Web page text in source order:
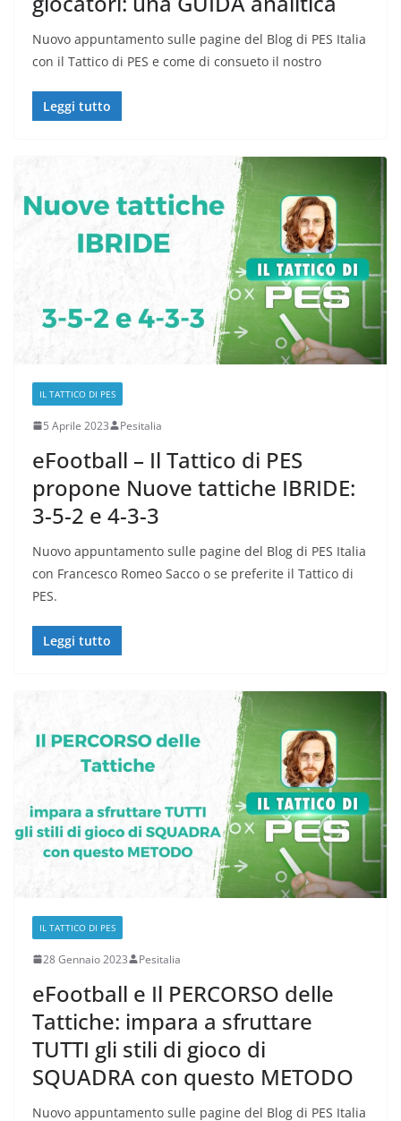
Nuovo appuntamento sulle pagine del Blog di PES Italia
con il Tattico di PES e come di consueto il nostro
Leggi tutto
IL TATTICO DI PES
5 Aprile 2023 Pesitalia
eFootball – Il Tattico di PES
propone Nuove tattiche IBRIDE:
3-5-2 e 4-3-3
Nuovo appuntamento sulle pagine del Blog di PES Italia
con Francesco Romeo Sacco o se preferite il Tattico di
PES.
Leggi tutto
IL TATTICO DI PES
28 Gennaio 2023 Pesitalia
eFootball e Il PERCORSO delle
Tattiche: impara a sfruttare
TUTTI gli stili di gioco di
SQUADRA con questo METODO
Nuovo appuntamento sulle pagine del Blog di PES Italia